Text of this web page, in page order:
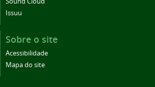
Issuu
Sobre o site
Acessibilidade
Mapa do site